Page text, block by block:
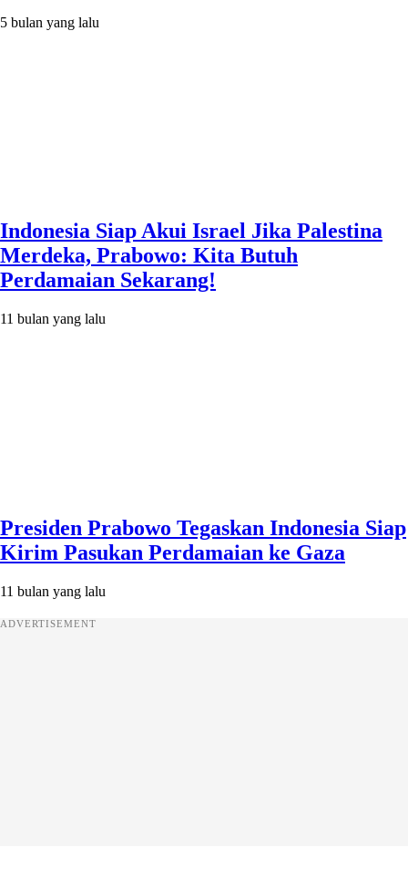
5 bulan yang lalu
Indonesia Siap Akui Israel Jika Palestina
Merdeka, Prabowo: Kita Butuh
Perdamaian Sekarang!
11 bulan yang lalu
Presiden Prabowo Tegaskan Indonesia Siap
Kirim Pasukan Perdamaian ke Gaza
11 bulan yang lalu
ADVERTISEMENT